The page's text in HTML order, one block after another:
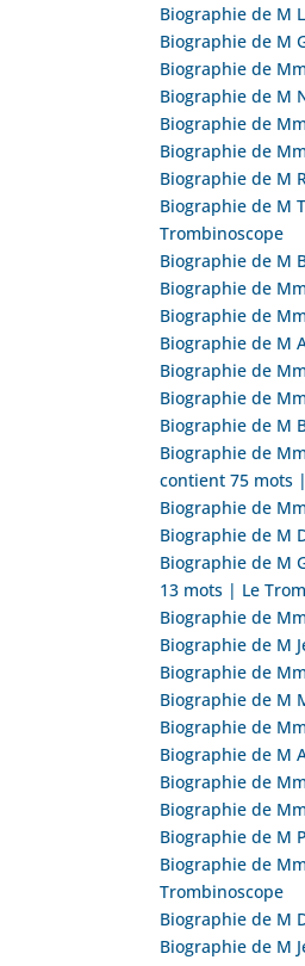
Biographie de M
Biographie de M
Biographie de
Biographie de M
Biographie de
Biographie de
Biographie de M
Biographie de M
Trombinoscope
Biographie de M
Biographie de
Biographie de
Biographie de M
Biographie de
Biographie de
Biographie de M
Biographie de
contient 75 mots
Biographie de
Biographie de M
Biographie de M
13 mots | Le
Biographie de
Biographie de M
Biographie de
Biographie de M
Biographie de
Biographie de M
Biographie de
Biographie de
Biographie de M
Biographie de
Trombinoscope
Biographie de M
Biographie de M